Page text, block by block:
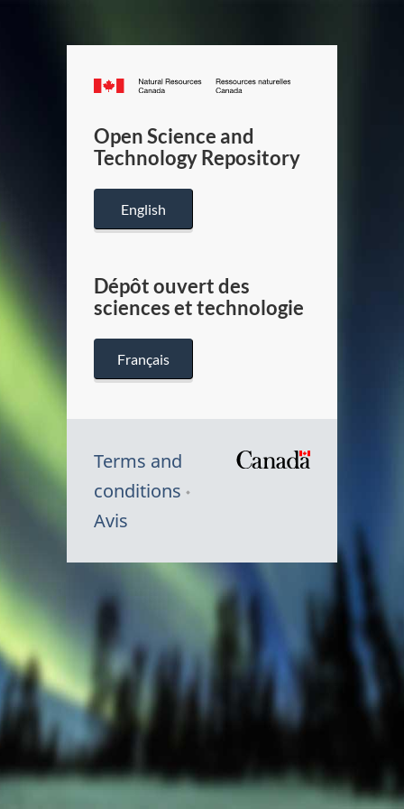
Canada.ca
/
Canada
Open Science and
Technology Repository
English
Dépôt ouvert des
sciences et technologie
Français
Terms and
conditions
Avis
Canada